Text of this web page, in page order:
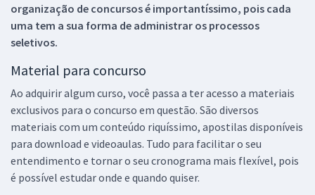
organização de concursos é importantíssimo, pois cada
uma tem a sua forma de administrar os processos
seletivos.
Material para concurso
Ao adquirir algum curso, você passa a ter acesso a materiais
exclusivos para o concurso em questão. São diversos
materiais com um conteúdo riquíssimo, apostilas disponíveis
para download e videoaulas. Tudo para facilitar o seu
entendimento e tornar o seu cronograma mais flexível, pois
é possível estudar onde e quando quiser.